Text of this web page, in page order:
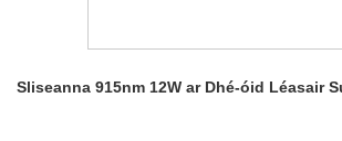
Sliseanna 915nm 12W ar Dhé-óid Léasair